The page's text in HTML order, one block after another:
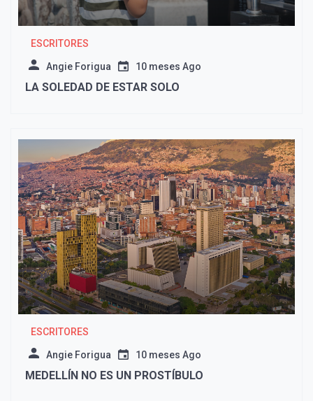
ESCRITORES
Angie Forigua 10 meses Ago
LA SOLEDAD DE ESTAR SOLO
ESCRITORES
Angie Forigua 10 meses Ago
MEDELLÍN NO ES UN PROSTÍBULO